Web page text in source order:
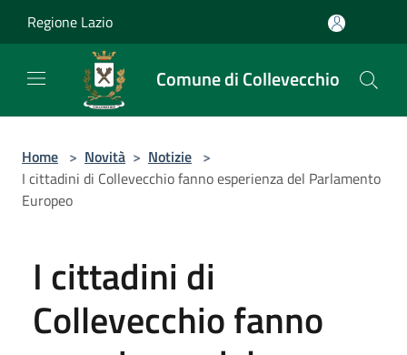
Regione Lazio
Comune di Collevecchio
Home > Novità > Notizie >
I cittadini di Collevecchio fanno esperienza del Parlamento
Europeo
I cittadini di
Collevecchio fanno